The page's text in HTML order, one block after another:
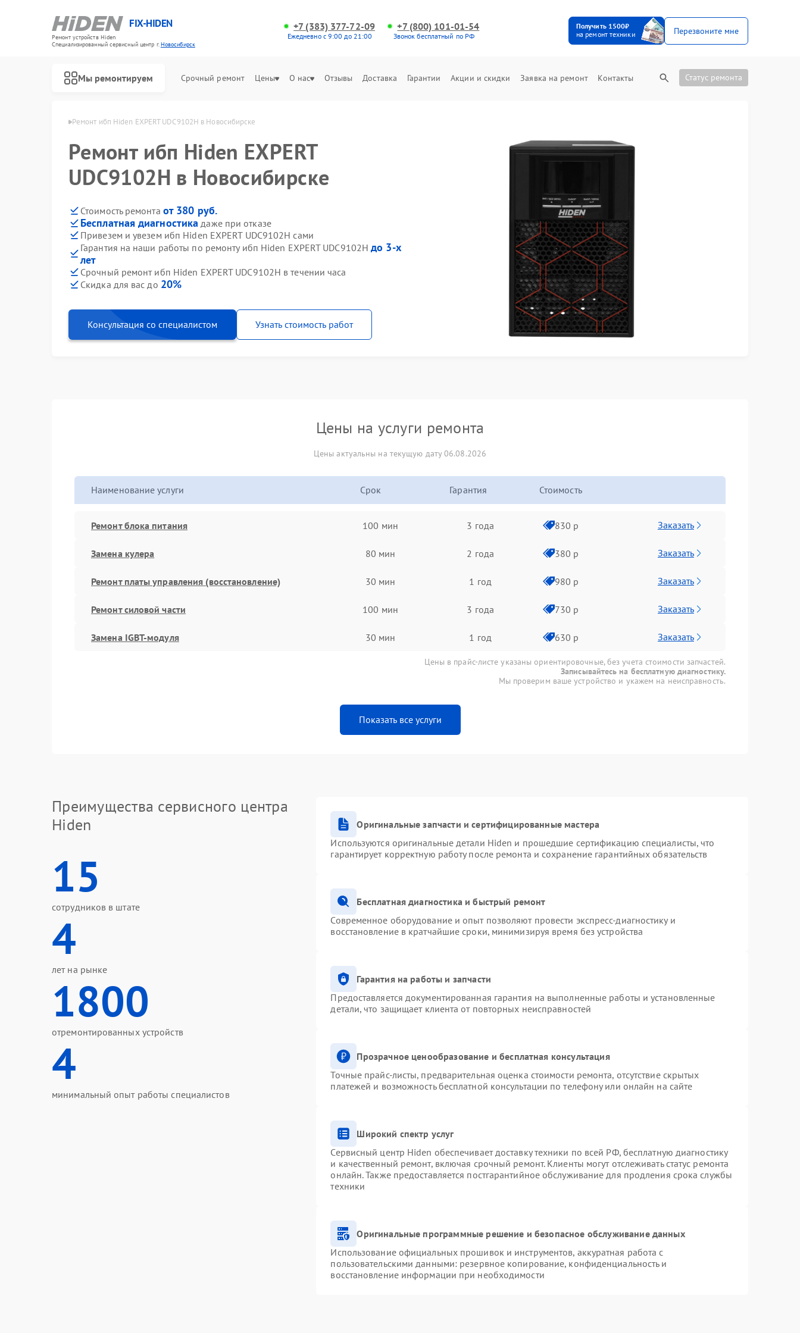
FIX-HIDEN
Ремонт устройств Hiden
Специализированный cервисный центр г.Новосибирск
+7 (383) 377-72-09
Ежедневно с 9:00 до 21:00
+7 (800) 101-01-54
Звонок бесплатный по РФ
Получить 1500₽
на ремонт техники
Перезвоните мне
Мы ремонтируем Срочный ремонт Цены О нас Отзывы Доставка Гарантии Акции и скидки Заявка на ремонт Контакты Статус ремонта
Ремонт ибп Hiden EXPERT UDC9102H в Новосибирске
Ремонт ибп Hiden EXPERT
UDC9102H в Новосибирске
Стоимость ремонта от 380 руб.
Бесплатная диагностика даже при отказе
Привезем и увезем ибп Hiden EXPERT UDC9102H сами
Гарантия на наши работы по ремонту ибп Hiden EXPERT UDC9102Hдо 3-х
лет
Срочный ремонт ибп Hiden EXPERT UDC9102H в течении часа
Скидка для вас до 20%
Консультация со специалистом Узнать стоимость работ
Цены на услуги ремонта
Цены актуальны на текущую дату 06.08.2026
Наименование услуги Срок Гарантия Стоимость
Ремонт блока питания 100 мин 3 года 830 р Заказать
Замена кулера 80 мин 2 года 380 р Заказать
Ремонт платы управления (восстановление) 30 мин 1 год 980 р Заказать
Ремонт силовой части 100 мин 3 года 730 р Заказать
Замена IGBT-модуля 30 мин 1 год 630 р Заказать
Цены в прайс-листе указаны ориентировочные, без учета стоимости запчастей.
Записывайтесь на бесплатную диагностику.
Мы проверим ваше устройство и укажем на неисправность.
Показать все услуги
Преимущества сервисного центра
Hiden
15
сотрудников в штате
4
лет на рынке
1800
отремонтированных устройств
4
минимальный опыт работы специалистов
Оригинальные запчасти и сертифицированные мастера
Используются оригинальные детали Hiden и прошедшие сертификацию специалисты, что
гарантирует корректную работу после ремонта и сохранение гарантийных обязательств
Бесплатная диагностика и быстрый ремонт
Современное оборудование и опыт позволяют провести экспресс-диагностику и
восстановление в кратчайшие сроки, минимизируя время без устройства
Гарантия на работы и запчасти
Предоставляется документированная гарантия на выполненные работы и установленные
детали, что защищает клиента от повторных неисправностей
Прозрачное ценообразование и бесплатная консультация
Точные прайс-листы, предварительная оценка стоимости ремонта, отсутствие скрытых
платежей и возможность бесплатной консультации по телефону или онлайн на сайте
Широкий спектр услуг
Сервисный центр Hiden обеспечивает доставку техники по всей РФ, бесплатную диагностику
и качественный ремонт, включая срочный ремонт. Клиенты могут отслеживать статус ремонта
онлайн. Также предоставляется постгарантийное обслуживание для продления срока службы
техники
Оригинальные программные решение и безопасное обслуживание данных
Использование официальных прошивок и инструментов, аккуратная работа с
пользовательскими данными: резервное копирование, конфиденциальность и
восстановление информации при необходимости